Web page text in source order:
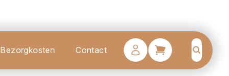
Bezorgkosten Contact
Search